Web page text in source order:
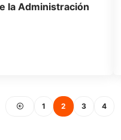
la Administración
1 2 3 4